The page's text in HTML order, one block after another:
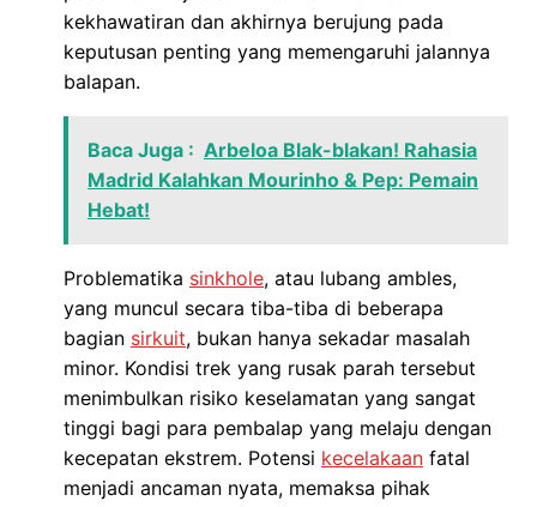
kekhawatiran dan akhirnya berujung pada
keputusan penting yang memengaruhi jalannya
balapan.
Baca Juga : Arbeloa Blak-blakan! Rahasia
Madrid Kalahkan Mourinho & Pep: Pemain
Hebat!
Problematika sinkhole, atau lubang ambles,
yang muncul secara tiba-tiba di beberapa
bagian sirkuit, bukan hanya sekadar masalah
minor. Kondisi trek yang rusak parah tersebut
menimbulkan risiko keselamatan yang sangat
tinggi bagi para pembalap yang melaju dengan
kecepatan ekstrem. Potensi kecelakaan fatal
menjadi ancaman nyata, memaksa pihak